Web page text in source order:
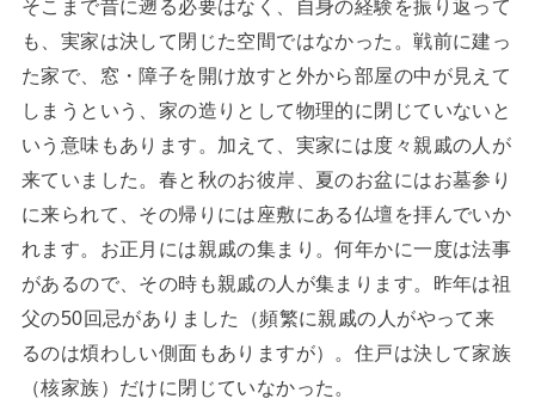
そこまで昔に遡る必要はなく、自身の経験を振り返って
も、実家は決して閉じた空間ではなかった。戦前に建っ
た家で、窓・障子を開け放すと外から部屋の中が見えて
しまうという、家の造りとして物理的に閉じていないと
いう意味もあります。加えて、実家には度々親戚の人が
来ていました。春と秋のお彼岸、夏のお盆にはお墓参り
に来られて、その帰りには座敷にある仏壇を拝んでいか
れます。お正月には親戚の集まり。何年かに一度は法事
があるので、その時も親戚の人が集まります。昨年は祖
父の50回忌がありました（頻繁に親戚の人がやって来
るのは煩わしい側面もありますが）。住戸は決して家族
（核家族）だけに閉じていなかった。